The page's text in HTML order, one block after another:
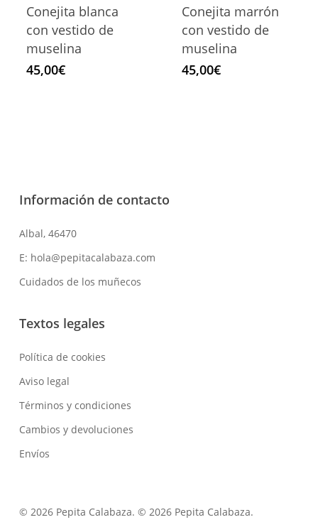
Conejita blanca
con vestido de
muselina
45,00€
Conejita marrón
con vestido de
muselina
45,00€
Información de contacto
Albal, 46470
E: hola@pepitacalabaza.com
Cuidados de los muñecos
Textos legales
Política de cookies
Aviso legal
Términos y condiciones
Cambios y devoluciones
Envíos
© 2026 Pepita Calabaza. © 2026 Pepita Calabaza.